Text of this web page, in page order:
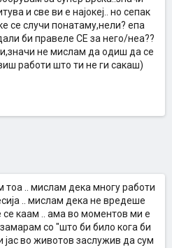
и све ви е најокеј.. но сепак
се случи понатаму,нели? епа
би правеле СЕ за него/неа??
не мислам да одиш да се
работи што ти не ги сакаш)
тоа .. мислам дека многу работи
.. мислам дека не вредеше
се каам .. ама во моментов ми е
со "што би било кога би
во животов заслужив да сум